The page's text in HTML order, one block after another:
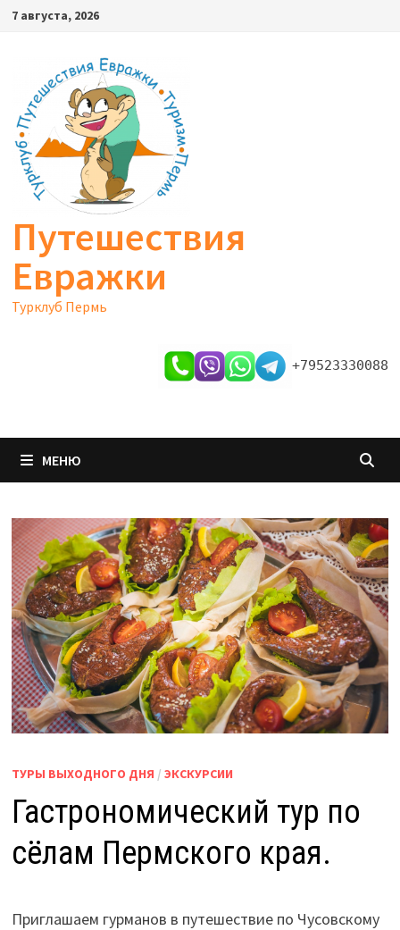
Перейти
содержимому
7 августа, 2026
Путешествия
Евражки
Турклуб Пермь
+79523330088
МЕНЮ
ТУРЫ ВЫХОДНОГО ДНЯ / ЭКСКУРСИИ
Гастрономический тур по
сёлам Пермского края.
Приглашаем гурманов в путешествие по Чусовскому